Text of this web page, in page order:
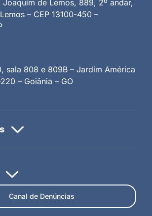
Joaquim de Lemos, 889, 2º andar,
– CEP 13100-450 –
sala 808 e 809B – Jardim América
– Goiânia – GO
Canal de Denúncias